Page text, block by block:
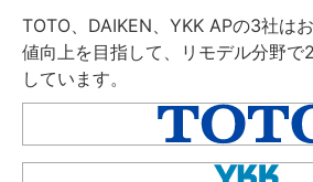
TOTO、DAIKEN、YKK APの3社は
値向上を目指して、リモデル分野
しています。